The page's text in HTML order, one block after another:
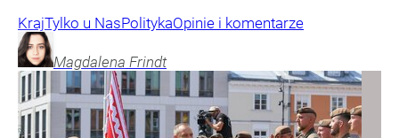
KrajTylko u NasPolitykaOpinie i komentarze
Magdalena Frindt